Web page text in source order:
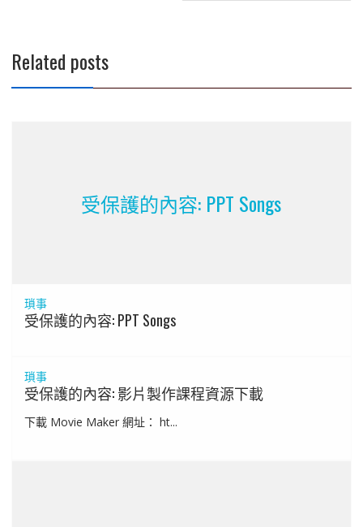
Related posts
受保護的內容: PPT Songs
瑣事
受保護的內容: PPT Songs
瑣事
受保護的內容: 影片製作課程資源下載
下載 Movie Maker 網址： ht...